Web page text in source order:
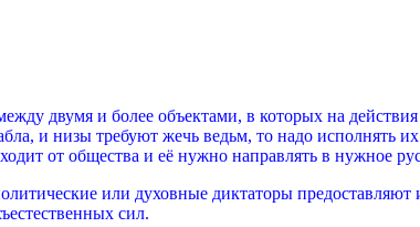
двумя и более объектами, в которых на действия
и низы требуют жечь ведьм, то надо исполнять их
от общества и её нужно направлять в нужное
или духовные диктаторы предоставляют
сил.